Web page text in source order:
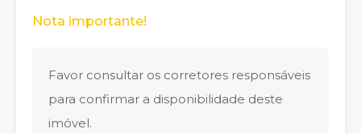
Nota importante!
Favor consultar os corretores responsáveis
para confirmar a disponibilidade deste
imóvel.